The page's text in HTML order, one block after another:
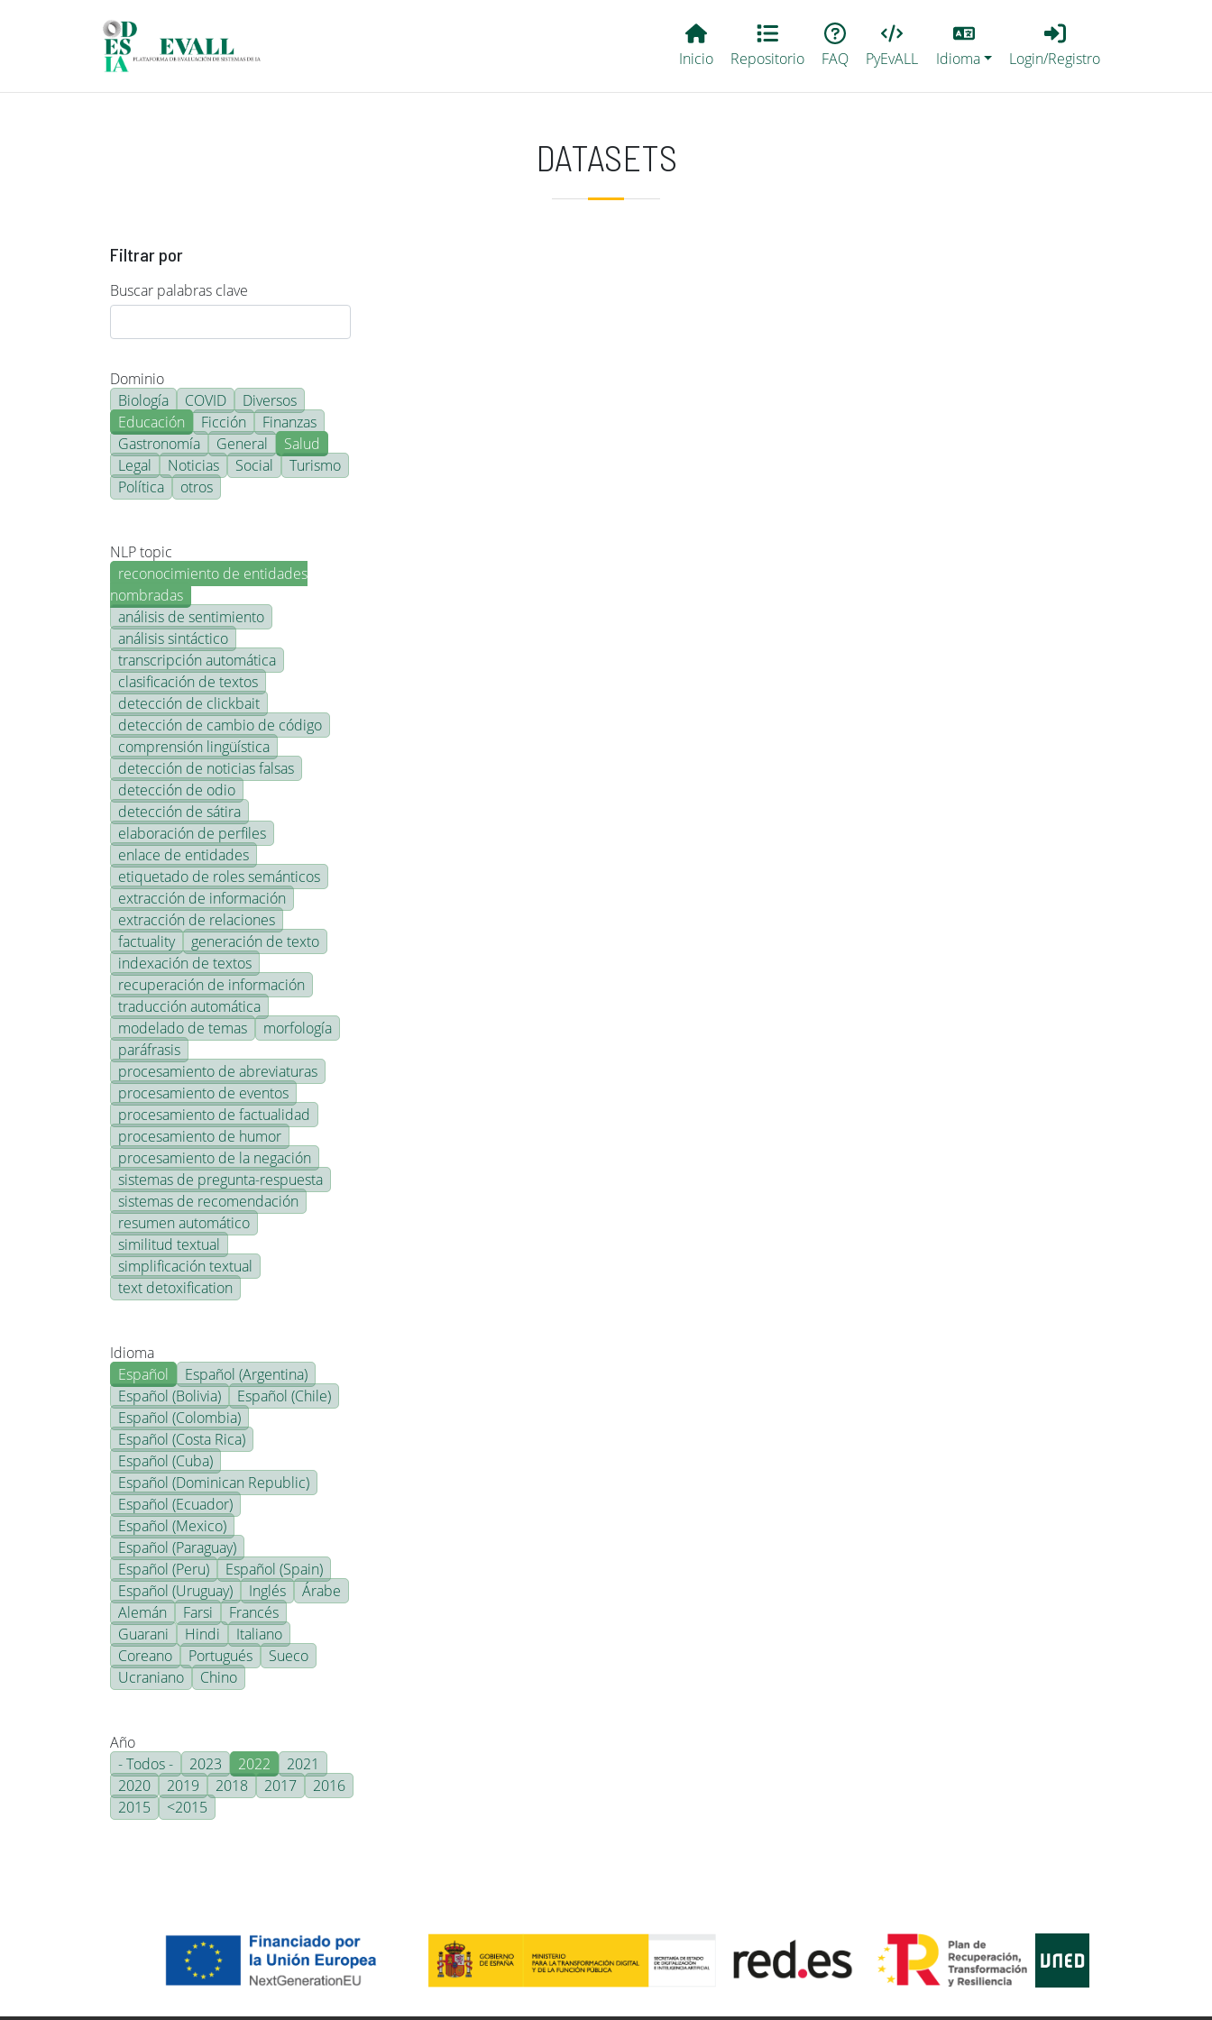
Main EvALL
Inicio Repositorio FAQ PyEvALL
Lang
Idioma
Login_Registro
Login/Registro
DATASETS
Filtrar por
Buscar palabras clave
Dominio
Biología
COVID
Diversos
Educación
Ficción
Finanzas
Gastronomía
General
Salud
Legal
Noticias Social
Turismo
Política
otros
NLP topic
reconocimiento de entidades
nombradas
análisis de sentimiento
análisis sintáctico
transcripción automática
clasificación de textos
detección de clickbait
detección de cambio de código
comprensión lingüística
detección de noticias falsas
detección de odio
detección de sátira
elaboración de perfiles
enlace de entidades
etiquetado de roles semánticos
extracción de información
extracción de relaciones
factuality
generación de texto
indexación de textos
recuperación de información
traducción automática
modelado de temas
morfología
paráfrasis
procesamiento de abreviaturas
procesamiento de eventos
procesamiento de factualidad
procesamiento de humor
procesamiento de la negación
sistemas de pregunta-respuesta
sistemas de recomendación
resumen automático
similitud textual
simplificación textual
text detoxification
Idioma
Español
Español (Argentina)
Español (Bolivia)
Español (Chile)
Español (Colombia)
Español (Costa Rica)
Español (Cuba)
Español (Dominican Republic)
Español (Ecuador)
Español (Mexico)
Español (Paraguay)
Español (Peru)
Español (Spain)
Español (Uruguay)
Inglés
Árabe
Alemán
Farsi
Francés
Guarani
Hindi
Italiano
Coreano
Portugués
Sueco
Ucraniano
Chino
Año
- Todos -
2023 2022
2021
2020
2019 2018 2017
2016
2015
<2015